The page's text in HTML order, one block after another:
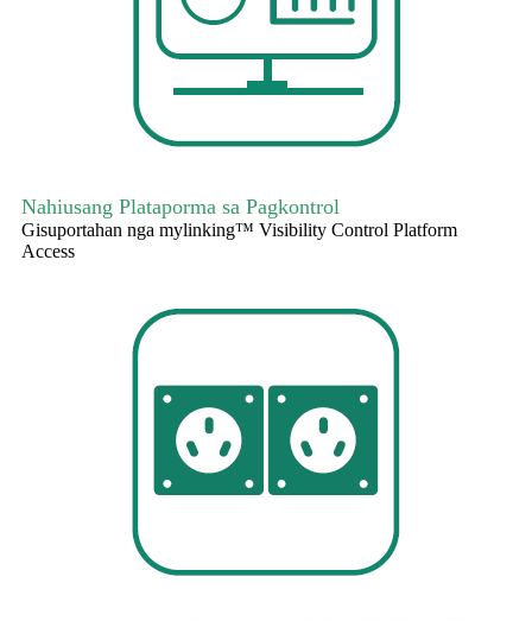
Nahiusang Plataporma sa Pagkontrol
Gisuportahan nga mylinking™ Visibility Control Platform
Access